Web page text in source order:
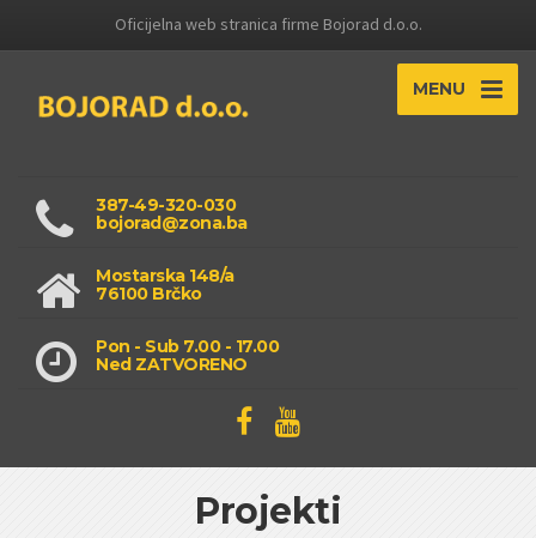
Oficijelna web stranica firme Bojorad d.o.o.
MENU
387-49-320-030
bojorad@zona.ba
Mostarska 148/a
76100 Brčko
Pon - Sub 7.00 - 17.00
Ned ZATVORENO
Projekti